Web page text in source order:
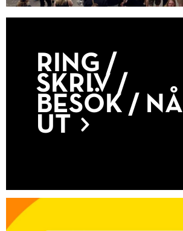
RING /
SKRIV /
BESÖK / NÅ
UT